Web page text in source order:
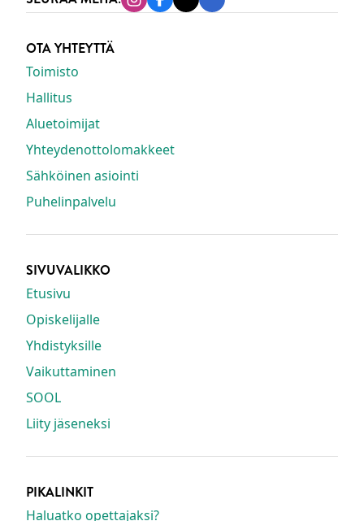
Instagram
Facebook
TiktokLinkedin
OTA YHTEYTTÄ
Toimisto
Hallitus
Aluetoimijat
Yhteydenottolomakkeet
Sähköinen asiointi
Puhelinpalvelu
SIVUVALIKKO
Etusivu
Opiskelijalle
Yhdistyksille
Vaikuttaminen
SOOL
Liity jäseneksi
PIKALINKIT
Haluatko opettajaksi?